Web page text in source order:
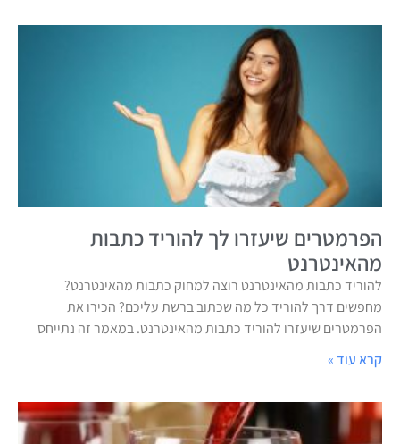
הפרמטרים שיעזרו לך להוריד כתבות
מהאינטרנט
להוריד כתבות מהאינטרנט רוצה למחוק כתבות מהאינטרנט?
מחפשים דרך להוריד כל מה שכתוב ברשת עליכם? הכירו את
הפרמטרים שיעזרו להוריד כתבות מהאינטרנט. במאמר זה נתייחס
קרא עוד »